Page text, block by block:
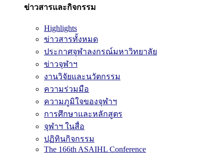
ข่าวสารและกิจกรรม
Highlights
ข่าวสารทั้งหมด
ประกาศจุฬาลงกรณ์มหาวิทยาลัย
ข่าวจุฬาฯ
งานวิจัยและนวัตกรรม
ความร่วมมือ
ความภูมิใจของจุฬาฯ
การศึกษาและหลักสูตร
จุฬาฯ ในสื่อ
ปฏิทินกิจกรรม
The 166th ASAIHL Conference